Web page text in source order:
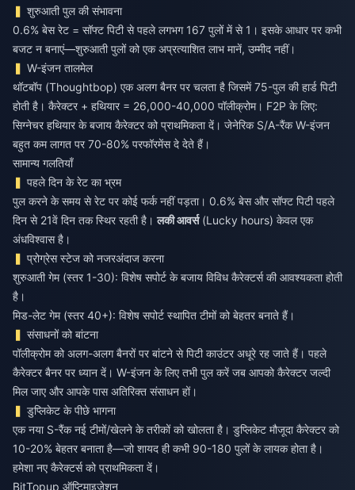
शुरुआती पुल की संभावना
0.6% बेस रेट = सॉफ्ट पिटी से पहले लगभग 167 पुलों में से 1। इसके आधार पर कभी
बजट न बनाएं—शुरुआती पुलों को एक अप्रत्याशित लाभ मानें, उम्मीद नहीं।
W-इंजन तालमेल
थॉटबॉप (Thoughtbop) एक अलग बैनर पर चलता है जिसमें 75-पुल की हार्ड पिटी
होती है। कैरेक्टर + हथियार = 26,000-40,000 पॉलीक्रोम। F2P के लिए:
सिग्नेचर हथियार के बजाय कैरेक्टर को प्राथमिकता दें। जेनेरिक S/A-रैंक W-इंजन
बहुत कम लागत पर 70-80% परफॉरमेंस दे देते हैं।
सामान्य गलतियाँ
पहले दिन के रेट का भ्रम
पुल करने के समय से रेट पर कोई फर्क नहीं पड़ता। 0.6% बेस और सॉफ्ट पिटी पहले
दिन से 21वें दिन तक स्थिर रहती है।लकी आवर्स(Lucky hours) केवल एक
अंधविश्वास है।
प्रोग्रेस स्टेज को नजरअंदाज करना
शुरुआती गेम (स्तर 1-30): विशेष सपोर्ट के बजाय विविध कैरेक्टर्स की आवश्यकता होती
है।
मिड-लेट गेम (स्तर 40+): विशेष सपोर्ट स्थापित टीमों को बेहतर बनाते हैं।
संसाधनों को बांटना
पॉलीक्रोम को अलग-अलग बैनरों पर बांटने से पिटी काउंटर अधूरे रह जाते हैं। पहले
कैरेक्टर बैनर पर ध्यान दें। W-इंजन के लिए तभी पुल करें जब आपको कैरेक्टर जल्दी
मिल जाए और आपके पास अतिरिक्त संसाधन हों।
डुप्लिकेट के पीछे भागना
एक नया S-रैंक नई टीमों/खेलने के तरीकों को खोलता है। डुप्लिकेट मौजूदा कैरेक्टर को
10-20% बेहतर बनाता है—जो शायद ही कभी 90-180 पुलों के लायक होता है।
हमेशा नए कैरेक्टर्स को प्राथमिकता दें।
BitTopup ऑप्टिमाइज़ेशन